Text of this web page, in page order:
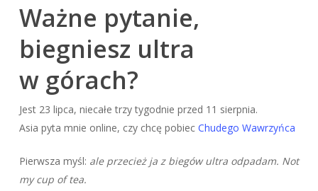
Ważne pytanie,
biegniesz ultra
w górach?
Jest 23 lipca, niecałe trzy tygodnie przed 11 sierpnia.
Asia pyta mnie online, czy chcę pobiec Chudego Wawrzyńca
Pierwsza myśl: ale przecież ja z biegów ultra odpadam. Not
my cup of tea.